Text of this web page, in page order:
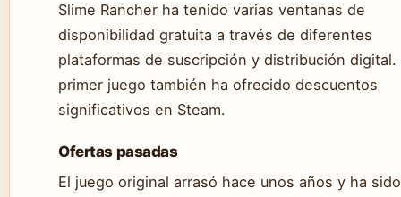
Slime Rancher ha tenido varias ventanas de
disponibilidad gratuita a través de diferentes
plataformas de suscripción y distribución digital.
primer juego también ha ofrecido descuentos
significativos en Steam.
Ofertas pasadas
El juego original arrasó hace unos años y ha sido